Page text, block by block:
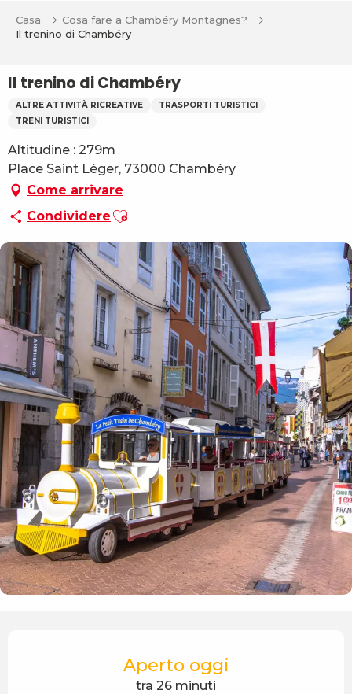
Casa
Cosa fare a Chambéry Montagnes?
Il trenino di Chambéry
Il trenino di Chambéry
ALTRE ATTIVITÀ RICREATIVE
TRASPORTI TURISTICI
TRENI TURISTICI
Altitudine : 279m
Place Saint Léger, 73000 Chambéry
Come arrivare
Condividere Ajouter aux favoris
Aperto oggi
tra 26 minuti